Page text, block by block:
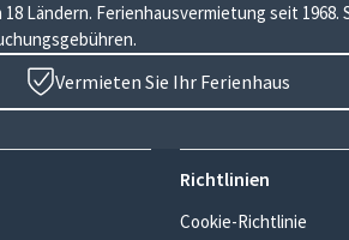
18 Ländern. Ferienhausvermietung seit 1968.
Vermieten Sie Ihr Ferienhaus
Richtlinien
Cookie-Richtlinie